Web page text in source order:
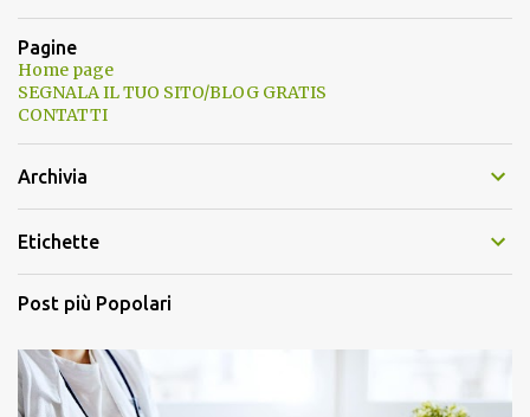
Pagine
Home page
SEGNALA IL TUO SITO/BLOG GRATIS
CONTATTI
Archivia
Etichette
Post più Popolari